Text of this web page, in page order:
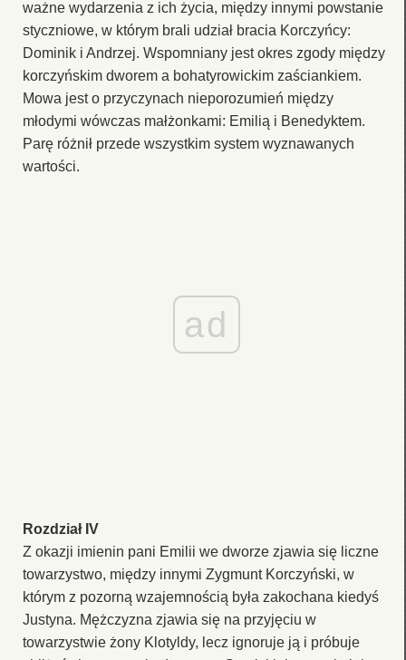
ważne wydarzenia z ich życia, między innymi powstanie
styczniowe, w którym brali udział bracia Korczyńcy:
Dominik i Andrzej. Wspomniany jest okres zgody między
korczyńskim dworem a bohatyrowickim zaściankiem.
Mowa jest o przyczynach nieporozumień między
młodymi wówczas małżonkami: Emilią i Benedyktem.
Parę różnił przede wszystkim system wyznawanych
wartości.
ad
Rozdział IV
Z okazji imienin pani Emilii we dworze zjawia się liczne
towarzystwo, między innymi Zygmunt Korczyński, w
którym z pozorną wzajemnością była zakochana kiedyś
Justyna. Mężczyzna zjawia się na przyjęciu w
towarzystwie żony Klotyldy, lecz ignoruje ją i próbuje